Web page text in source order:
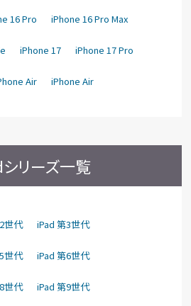
16 Pro iPhone 16 Pro Max
iPhone 17 iPhone 17 Pro
Air iPhone Air
リーズ一覧
世代 iPad 第3世代
世代 iPad 第6世代
世代 iPad 第9世代